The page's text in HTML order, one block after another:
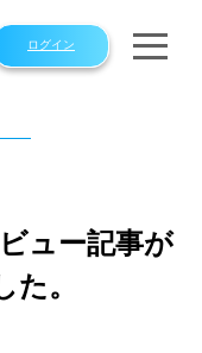
ログイン
ュー記事が
。